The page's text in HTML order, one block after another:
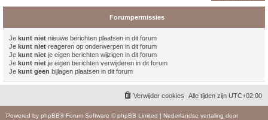
Forumpermissies
Je kunt niet nieuwe berichten plaatsen in dit forum
Je kunt niet reageren op onderwerpen in dit forum
Je kunt niet je eigen berichten wijzigen in dit forum
Je kunt niet je eigen berichten verwijderen in dit forum
Je kunt geen bijlagen plaatsen in dit forum
Alle tijden zijn UTC+02:00
Verwijder cookies
Powered by phpBB® Forum Software © phpBB Limited | Nederlandse vertaling door